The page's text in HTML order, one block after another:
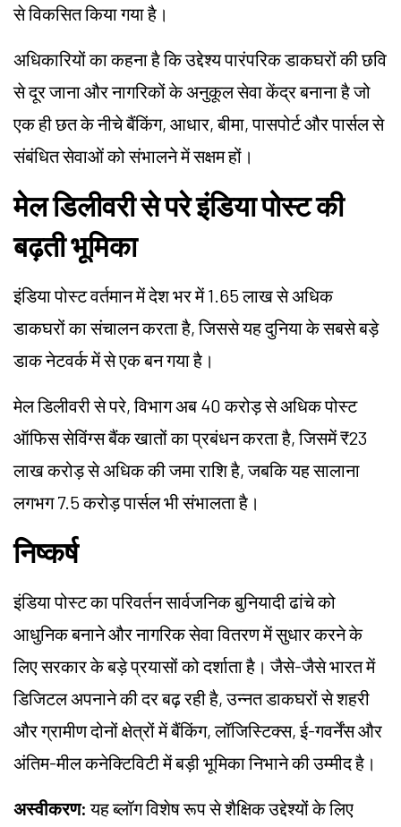
से विकसित किया गया है।
अधिकारियों का कहना है कि उद्देश्य पारंपरिक डाकघरों की छवि
से दूर जाना और नागरिकों के अनुकूल सेवा केंद्र बनाना है जो
एक ही छत के नीचे बैंकिंग, आधार, बीमा, पासपोर्ट और पार्सल से
संबंधित सेवाओं को संभालने में सक्षम हों।
मेल डिलीवरी से परे इंडिया पोस्ट की
बढ़ती भूमिका
इंडिया पोस्ट वर्तमान में देश भर में 1.65 लाख से अधिक
डाकघरों का संचालन करता है, जिससे यह दुनिया के सबसे बड़े
डाक नेटवर्क में से एक बन गया है।
मेल डिलीवरी से परे, विभाग अब 40 करोड़ से अधिक पोस्ट
ऑफिस सेविंग्स बैंक खातों का प्रबंधन करता है, जिसमें ₹23
लाख करोड़ से अधिक की जमा राशि है, जबकि यह सालाना
लगभग 7.5 करोड़ पार्सल भी संभालता है।
निष्कर्ष
इंडिया पोस्ट का परिवर्तन सार्वजनिक बुनियादी ढांचे को
आधुनिक बनाने और नागरिक सेवा वितरण में सुधार करने के
लिए सरकार के बड़े प्रयासों को दर्शाता है। जैसे-जैसे भारत में
डिजिटल अपनाने की दर बढ़ रही है, उन्नत डाकघरों से शहरी
और ग्रामीण दोनों क्षेत्रों में बैंकिंग, लॉजिस्टिक्स, ई-गवर्नेंस और
अंतिम-मील कनेक्टिविटी में बड़ी भूमिका निभाने की उम्मीद है।
अस्वीकरण:यह ब्लॉग विशेष रूप से शैक्षिक उद्देश्यों के लिए